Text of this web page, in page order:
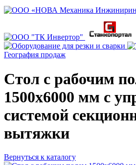
География продаж
Стол с рабочим
1500х6000 мм с
системой
вытяжки
Вернуться к каталогу